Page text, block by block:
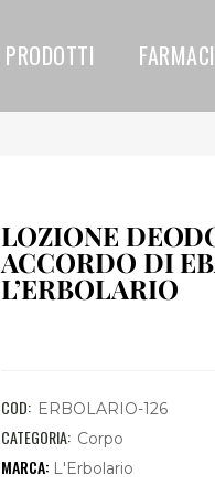
PRODOTTI
LOZIONE
ACCORDO DI
L’ERBOLARIO
COD: ERBOLARIO-126
CATEGORIA: Corpo
L'Erbolario